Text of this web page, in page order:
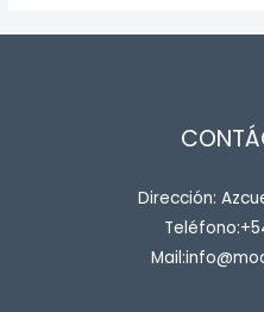
Dirección: